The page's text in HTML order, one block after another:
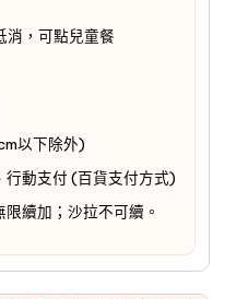
消，可點兒童餐
以下除外)
行動支付 (百貨支付方式)
限續加；沙拉不可續。